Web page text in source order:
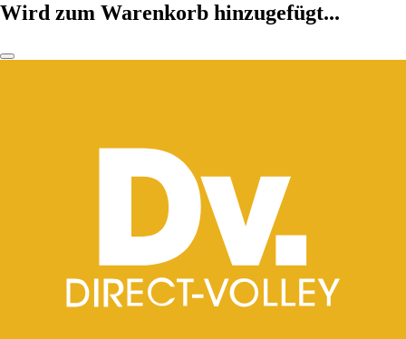
Wird zum Warenkorb hinzugefügt...